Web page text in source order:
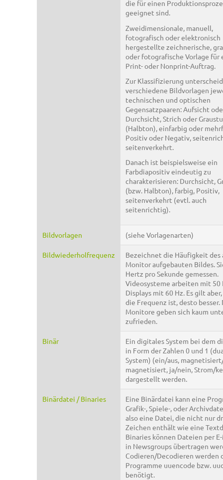
die für einen
geeignet sind.
Zweidimensionale, manuell,
fotografisch oder elektronisch
hergestellte zeichnerische,
oder fotografische Vorlage für
Print- oder Nonprint-Auftrag.
Zur Klassifizierung
verschiedene Bildvorlagen
technischen und optischen
Gegensatzpaaren: Aufsicht
Durchsicht, Strich oder
(Halbton), einfarbig oder
Positiv oder Negativ,
seitenverkehrt.
Danach ist beispielsweise ein
Farbdiapositiv eindeutig zu
charakterisieren: Durchsicht,
(bzw. Halbton), farbig, Positiv,
seitenverkehrt (evtl. auch
seitenrichtig).
Bildvorlagen (siehe Vorlagenarten)
Bildwiederholfrequenz
Bezeichnet die Häufigkeit des
Monitor aufgebauten Bildes.
Hertz pro Sekunde gemessen.
Videosysteme arbeiten mit 50
Displays mit 60 Hz. Es gilt
die Frequenz ist, desto besser.
Monitore geben sich kaum
zufrieden.
Binär
Ein digitales System bei dem
in Form der Zahlen 0 und 1
System) (ein/aus,
magnetisiert, ja/nein, Strom/
dargestellt werden.
Binärdatei / Binaries
Eine Binärdatei kann eine
Grafik-, Spiele-, oder
also eine Datei, die nicht nur
Zeichen enthält wie eine
Binaries können Dateien per
in Newsgroups übertragen
Codieren/Decodieren werden
Programme uuencode bzw.
benötigt.